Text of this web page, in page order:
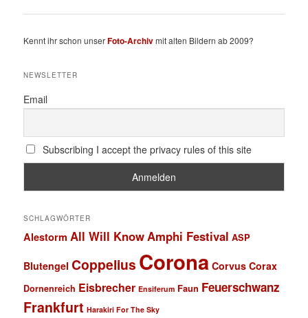
Kennt ihr schon unserFoto-Archivmit alten Bildern ab 2009?
NEWSLETTER
Email
Subscribing I accept the privacy rules of this site
SCHLAGWÖRTER
Alestorm All Will KnowAmphi Festival ASP
Blutengel Coppelius Corona Corvus Corax
Dornenreich Eisbrecher Ensiferum Faun Feuerschwanz
Frankfurt Harakiri For The Sky